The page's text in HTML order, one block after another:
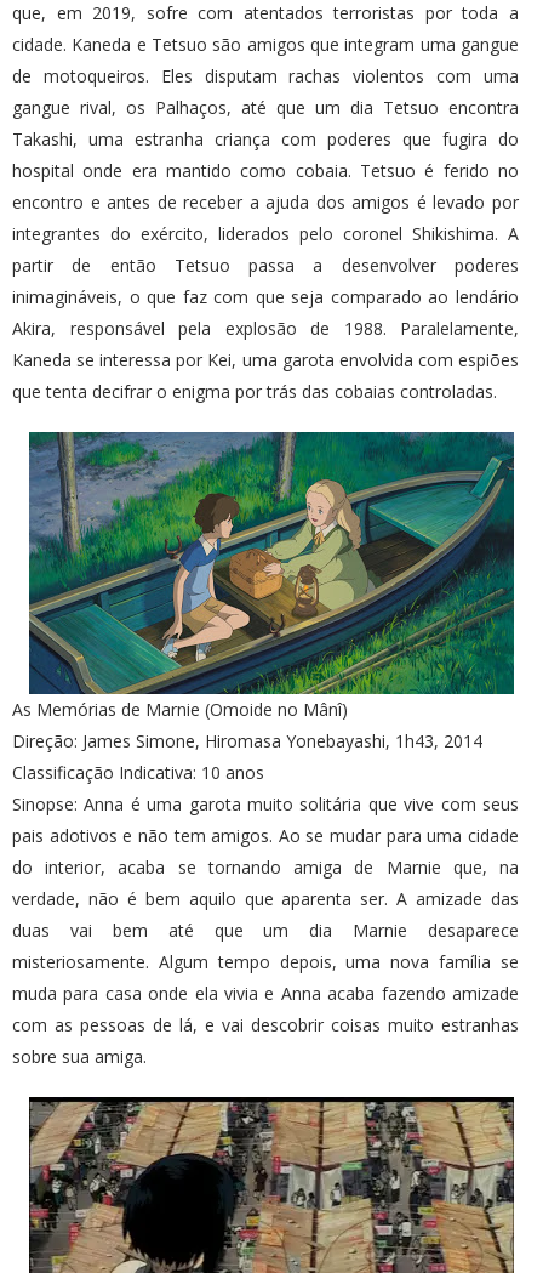
que, em 2019, sofre com atentados terroristas por toda a
cidade. Kaneda e Tetsuo são amigos que integram uma gangue
de motoqueiros. Eles disputam rachas violentos com uma
gangue rival, os Palhaços, até que um dia Tetsuo encontra
Takashi, uma estranha criança com poderes que fugira do
hospital onde era mantido como cobaia. Tetsuo é ferido no
encontro e antes de receber a ajuda dos amigos é levado por
integrantes do exército, liderados pelo coronel Shikishima. A
partir de então Tetsuo passa a desenvolver poderes
inimagináveis, o que faz com que seja comparado ao lendário
Akira, responsável pela explosão de 1988. Paralelamente,
Kaneda se interessa por Kei, uma garota envolvida com espiões
que tenta decifrar o enigma por trás das cobaias controladas.
As Memórias de Marnie (Omoide no Mânî)
Direção: James Simone, Hiromasa Yonebayashi, 1h43, 2014
Classificação Indicativa: 10 anos
Sinopse: Anna é uma garota muito solitária que vive com seus
pais adotivos e não tem amigos. Ao se mudar para uma cidade
do interior, acaba se tornando amiga de Marnie que, na
verdade, não é bem aquilo que aparenta ser. A amizade das
duas vai bem até que um dia Marnie desaparece
misteriosamente. Algum tempo depois, uma nova família se
muda para casa onde ela vivia e Anna acaba fazendo amizade
com as pessoas de lá, e vai descobrir coisas muito estranhas
sobre sua amiga.